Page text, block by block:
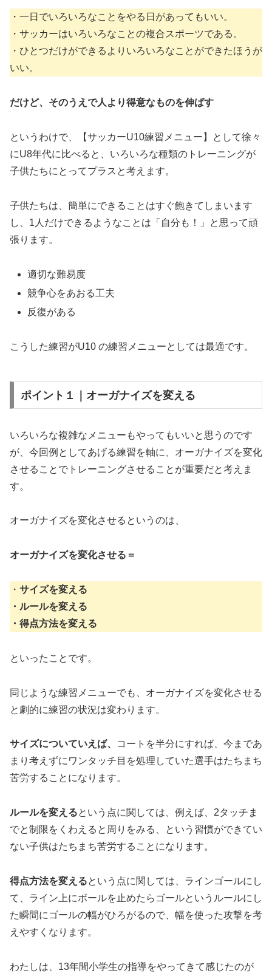
・一日でいろいろなことをやる日があってもいい。
・サッカーはいろいろなことの複合スポーツである。
・ひとつだけができるよりいろいろなことができたほうが
いい。
だけど、そのうえで人より得意なものを伸ばす
というわけで、【サッカーU10練習メニュー】として徐々
にU8年代に比べると、いろいろな種類のトレーニングが
子供たちにとってプラスと考えます。
子供たちは、簡単にできることはすぐ飽きてしまいます
し、1人だけできるようなことは「自分も！」と思って頑
張ります。
適切な難易度
競争心をあおる工夫
反復がある
こうした練習がU10 の練習メニューとしては最適です。
ポイント１｜オーガナイズを変える
いろいろな複雑なメニューもやってもいいと思うのです
が、今回例としてあげる練習を軸に、オーガナイズを変化
させることでトレーニングさせることが重要だと考えま
す。
オーガナイズを変化させるというのは、
オーガナイズを変化させる＝
・ サイズを変える
・ルールを変える
・得点方法を変える
といったことです。
同じような練習メニューでも、オーガナイズを変化させる
と劇的に練習の状況は変わります。
サイズについていえば、
コートを半分にすれば、今まであ
まり考えずにワンタッチ目を処理していた選手はたちまち
苦労することになります。
ルールを変えるという点に関しては、例えば、2タッチま
でと制限をくわえると周りをみる、という習慣ができてい
ない子供はたちまち苦労することになります。
得点方法を変えるという点に関しては、ラインゴールにし
て、ライン上にボールを止めたらゴールというルールにし
た瞬間にゴールの幅がひろがるので、幅を使った攻撃を考
えやすくなります。
わたしは、13年間小学生の指導をやってきて感じたのが